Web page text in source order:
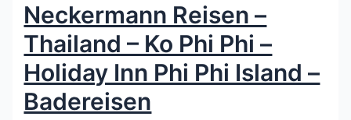
Neckermann Reisen –
Thailand – Ko Phi Phi –
Holiday Inn Phi Phi Island –
Badereisen